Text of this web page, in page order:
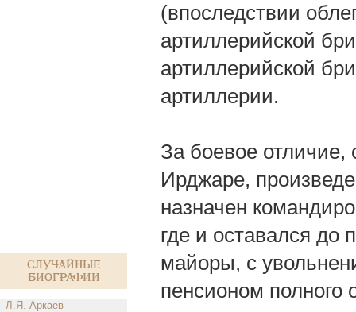
Случайные
биографии
Л.Я. Аркаев
(впоследствии
артиллерийской
артиллерийской
артиллерии.
За боевое отличие,
Ирджаре,
назначен
где и оставался до
майоры, с
пенсионом полного